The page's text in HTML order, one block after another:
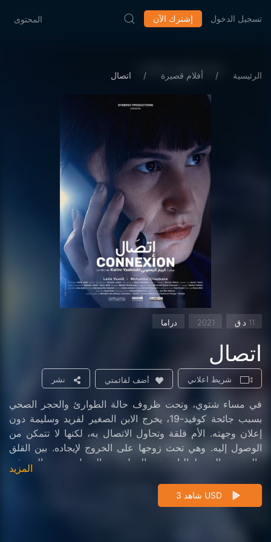
المحتوى إشترك الآن تسجيل الدخول
الرئيسية أفلام قصيرة اتصال
2021 دراما
اتصال
شريط اعلاني أضف لقائمتي نشر
في مساء شتوي، وتحت ظروف حالة الطوارئ والحجر الصحي
بسبب جائحة كوفيد-19، يخرج الابن الصغير لفريد وسليمة دون
إعلان وجهته. الأم قلقة وتحاول الاتصال به، لكنها لا تتمكن من
الوصول إليه. وهي تحث زوجها على الخروج لإيجاده. بين القلق
والحبس والضغط الناتج عن العمل من المنزل، يصبح الجو في
المنزل متوتراً. يشتد سوء الطقس وتُقطَع الكهرباء، وتتزايد حدة
التوتر وتتحول إلى مواجهة بين الأم والأب.
المزيد
شاهد 3 USD